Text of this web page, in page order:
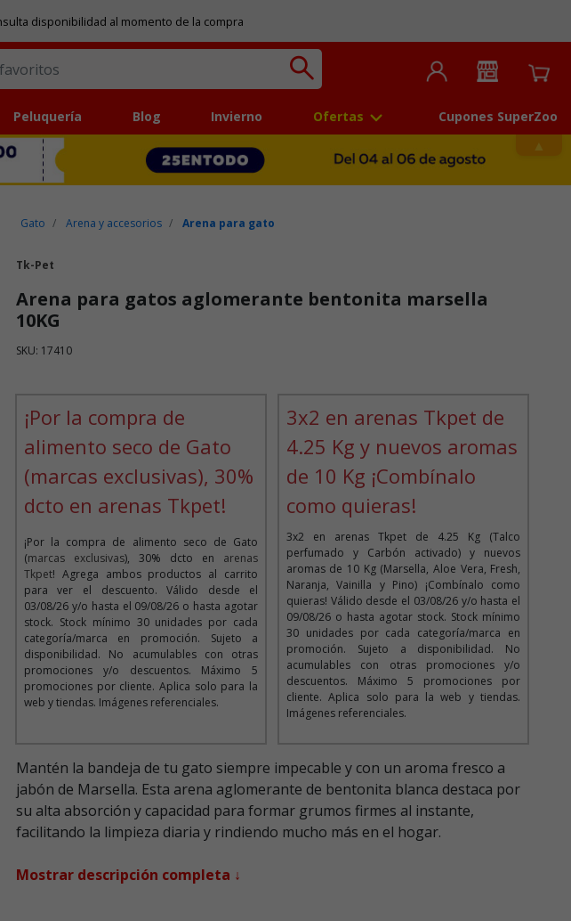
disponibilidad al momento de la compra
Peluquería Blog Invierno Ofertas Cupones SuperZoo
Gato Arena y accesorios Arena para gato
Tk-Pet
Arena para gatos aglomerante bentonita marsella
10KG
SKU: 17410
¡Por la compra de
alimento seco de Gato
(marcas exclusivas), 30%
dcto en arenas Tkpet!
¡Por la compra de alimento seco de Gato
(marcas exclusivas), 30% dcto en arenas
Tkpet! Agrega ambos productos al carrito
para ver el descuento. Válido desde el
03/08/26 y/o hasta el 09/08/26 o hasta agotar
stock. Stock mínimo 30 unidades por cada
categoría/marca en promoción. Sujeto a
disponibilidad. No acumulables con otras
promociones y/o descuentos. Máximo 5
promociones por cliente. Aplica solo para la
web y tiendas. Imágenes referenciales.
3x2 en arenas Tkpet de
4.25 Kg y nuevos aromas
de 10 Kg ¡Combínalo
como quieras!
3x2 en arenas Tkpet de 4.25 Kg (Talco
perfumado y Carbón activado) y nuevos
aromas de 10 Kg (Marsella, Aloe Vera, Fresh,
Naranja, Vainilla y Pino) ¡Combínalo como
quieras! Válido desde el 03/08/26 y/o hasta el
09/08/26 o hasta agotar stock. Stock mínimo
30 unidades por cada categoría/marca en
promoción. Sujeto a disponibilidad. No
acumulables con otras promociones y/o
descuentos. Máximo 5 promociones por
cliente. Aplica solo para la web y tiendas.
Imágenes referenciales.
Mantén la bandeja de tu gato siempre impecable y con un aroma fresco a
jabón de Marsella. Esta arena aglomerante de bentonita blanca destaca por
su alta absorción y capacidad para formar grumos firmes al instante,
facilitando la limpieza diaria y rindiendo mucho más en el hogar.
Mostrar descripción completa ↓